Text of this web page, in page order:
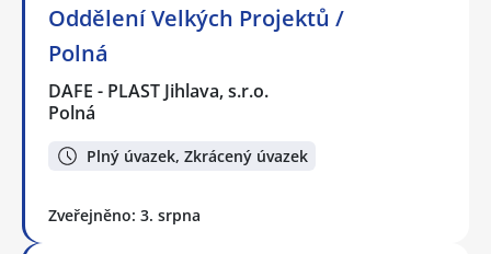
Oddělení Velkých Projektů /
Polná
DAFE - PLAST Jihlava, s.r.o.
Polná
Plný úvazek, Zkrácený úvazek
Zveřejněno: 3. srpna